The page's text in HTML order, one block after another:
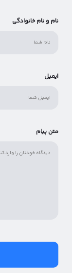
نام و نام خانوادگی
ایمیل
متن پیام